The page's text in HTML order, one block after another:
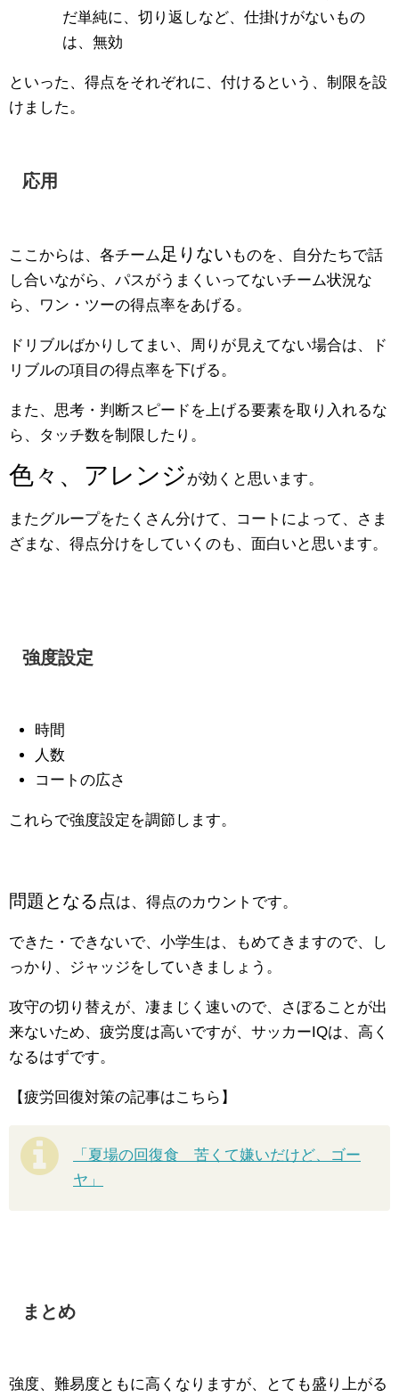
だ単純に、切り返しなど、仕掛けがないもの
は、無効
といった、得点をそれぞれに、付けるという、制限を設
けました。
応用
ここからは、各チーム足りない ものを、自分たちで話
し合いながら、パスがうまくいってないチーム状況な
ら、ワン・ツーの得点率をあげる。
ドリブルばかりしてまい、周りが見えてない場合は、ド
リブルの項目の得点率を下げる。
また、思考・判断スピードを上げる要素を取り入れるな
ら、タッチ数を制限したり。
色々、アレンジ が効くと思います。
またグループをたくさん分けて、コートによって、さま
ざまな、得点分けをしていくのも、面白いと思います。
強度設定
時間
人数
コートの広さ
これらで強度設定を調節します。
問題となる点は、得点のカウントです。
できた・できないで、小学生は、もめてきますので、し
っかり、ジャッジをしていきましょう。
攻守の切り替えが、凄まじく速いので、さぼることが出
来ないため、疲労度は高いですが、サッカーIQは、高く
なるはずです。
【疲労回復対策の記事はこちら】
「夏場の回復食 苦くて嫌いだけど、ゴー
ヤ」
まとめ
強度、難易度ともに高くなりますが、とても盛り上がる